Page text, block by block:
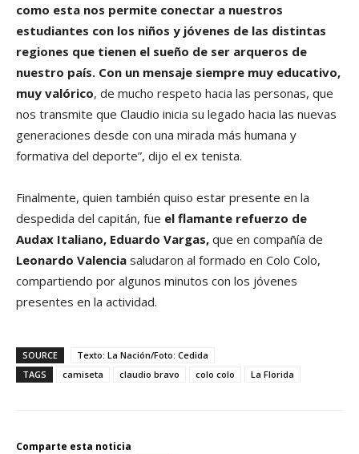
como esta nos permite conectar a nuestros
estudiantes con los niños y jóvenes de las distintas
regiones que tienen el sueño de ser arqueros de
nuestro país. Con un mensaje siempre muy educativo,
muy valórico, de mucho respeto hacia las personas, que
nos transmite que Claudio inicia su legado hacia las nuevas
generaciones desde con una mirada más humana y
formativa del deporte”, dijo el ex tenista.
Finalmente, quien también quiso estar presente en la
despedida del capitán, fue el flamante refuerzo de
Audax Italiano, Eduardo Vargas, que en compañía de
Leonardo Valencia saludaron al formado en Colo Colo,
compartiendo por algunos minutos con los jóvenes
presentes en la actividad.
SOURCE
Texto: La Nación/Foto: Cedida
TAGS
camiseta claudio bravo colo colo La Florida
Comparte esta noticia